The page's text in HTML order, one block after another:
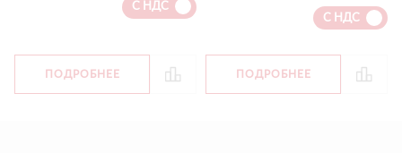
С НДС
ПОДРОБНЕЕ
С НДС
ПОДРОБНЕЕ